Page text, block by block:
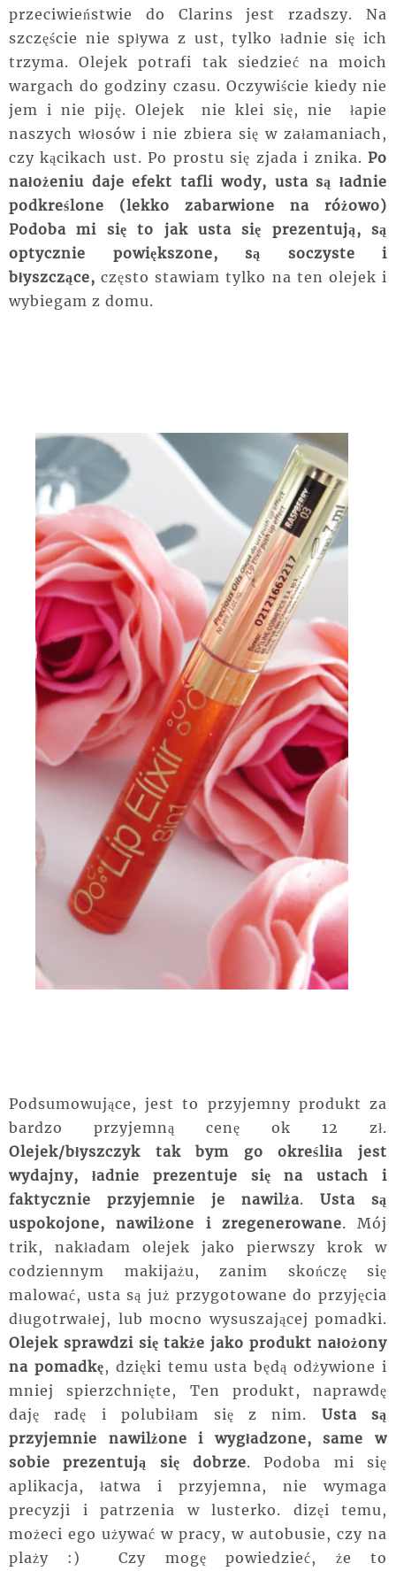
przeciwieństwie do Clarins jest rzadszy. Na
szczęście nie spływa z ust, tylko ładnie się ich
trzyma. Olejek potrafi tak siedzieć na moich
wargach do godziny czasu. Oczywiście kiedy nie
jem i nie piję. Olejek nie klei się, nie łapie
naszych włosów i nie zbiera się w załamaniach,
czy kącikach ust. Po prostu się zjada i znika. Po
nałożeniu daje efekt tafli wody, usta są ładnie
podkreślone (lekko zabarwione na różowo)
Podoba mi się to jak usta się prezentują, są
optycznie powiększone, są soczyste i
błyszczące, często stawiam tylko na ten olejek i
wybiegam z domu.
Podsumowujące, jest to przyjemny produkt za
bardzo przyjemną cenę ok 12 zł.
Olejek/błyszczyk tak bym go określiła jest
wydajny, ładnie prezentuje się na ustach i
faktycznie przyjemnie je nawilża. Usta są
uspokojone, nawilżone i zregenerowane. Mój
trik, nakładam olejek jako pierwszy krok w
codziennym makijażu, zanim skończę się
malować, usta są już przygotowane do przyjęcia
długotrwałej, lub mocno wysuszającej pomadki.
Olejek sprawdzi się także jako produkt nałożony
na pomadkę, dzięki temu usta będą odżywione i
mniej spierzchnięte, Ten produkt, naprawdę
daję radę i polubiłam się z nim. Usta są
przyjemnie nawilżone i wygładzone, same w
sobie prezentują się dobrze. Podoba mi się
aplikacja, łatwa i przyjemna, nie wymaga
precyzji i patrzenia w lusterko. dizęi temu,
możeci ego używać w pracy, w autobusie, czy na
plaży :) Czy mogę powiedzieć, że to